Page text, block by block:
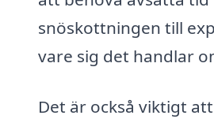
snöskottningen till
vare sig det handlar
Det är också viktigt